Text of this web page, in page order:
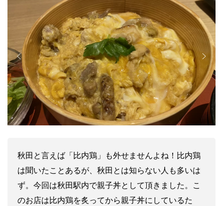
秋田と言えば「比内鶏」も外せませんよね！比内鶏
は聞いたことあるが、秋田とは知らない人も多いは
ず。今回は秋田駅内で親子丼として頂きました。こ
のお店は比内鶏を炙ってから親子丼にしているた